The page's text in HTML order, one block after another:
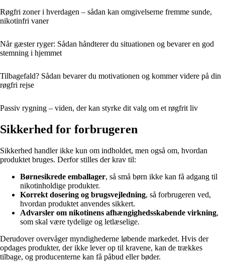
Røgfri zoner i hverdagen – sådan kan omgivelserne fremme sunde,
nikotinfri vaner
Når gæster ryger: Sådan håndterer du situationen og bevarer en god
stemning i hjemmet
Tilbagefald? Sådan bevarer du motivationen og kommer videre på din
røgfri rejse
Passiv rygning – viden, der kan styrke dit valg om et røgfrit liv
Sikkerhed for forbrugeren
Sikkerhed handler ikke kun om indholdet, men også om, hvordan
produktet bruges. Derfor stilles der krav til:
Børnesikrede emballager, så små børn ikke kan få adgang til
nikotinholdige produkter.
Korrekt dosering og brugsvejledning, så forbrugeren ved,
hvordan produktet anvendes sikkert.
Advarsler om nikotinens afhængighedsskabende virkning,
som skal være tydelige og letlæselige.
Derudover overvåger myndighederne løbende markedet. Hvis der
opdages produkter, der ikke lever op til kravene, kan de trækkes
tilbage, og producenterne kan få påbud eller bøder.